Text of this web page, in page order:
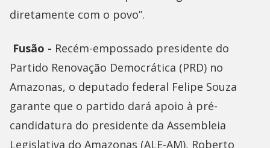
diretamente com o povo”.
Fusão - Recém-empossado presidente do
Partido Renovação Democrática (PRD) no
Amazonas, o deputado federal Felipe Souza
garante que o partido dará apoio à pré-
candidatura do presidente da Assembleia
Legislativa do Amazonas (ALE-AM), Roberto